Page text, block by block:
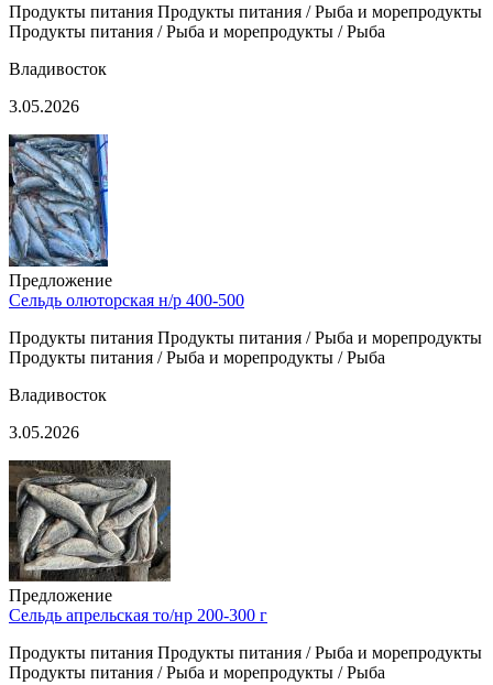
Продукты питания Продукты питания / Рыба и морепродукты
Продукты питания / Рыба и морепродукты / Рыба
Владивосток
3.05.2026
Предложение
Сельдь олюторская н/р 400-500
Продукты питания Продукты питания / Рыба и морепродукты
Продукты питания / Рыба и морепродукты / Рыба
Владивосток
3.05.2026
Предложение
Сельдь апрельская то/нр 200-300 г
Продукты питания Продукты питания / Рыба и морепродукты
Продукты питания / Рыба и морепродукты / Рыба